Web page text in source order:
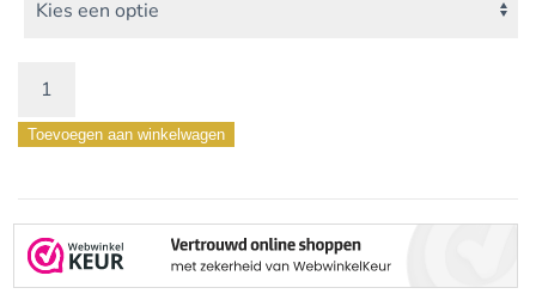
ELITE
Analoog
Toevoegen aan winkelwagen